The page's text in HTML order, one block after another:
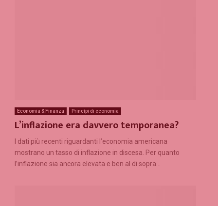
Economia & Finanza Princìpi di economia
L’inflazione era davvero temporanea?
I dati più recenti riguardanti l’economia americana
mostrano un tasso di inflazione in discesa. Per quanto
l’inflazione sia ancora elevata e ben al di sopra...